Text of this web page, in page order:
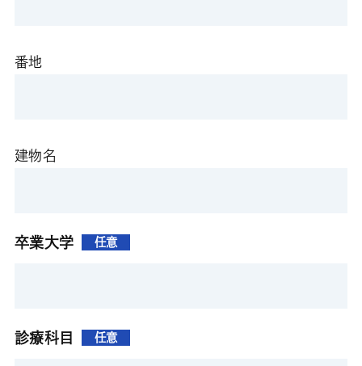
番地
建物名
卒業大学 任意
診療科目 任意